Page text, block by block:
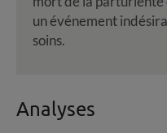
un événement
soins.
Analyses